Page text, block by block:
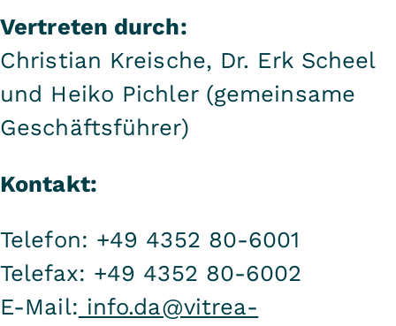
Vertreten durch:
Christian Kreische, Dr. Erk Scheel
und Heiko Pichler (gemeinsame
Geschäftsführer)
Kontakt:
Telefon: +49 4352 80-6001
Telefax: +49 4352 80-6002
E-Mail: info.da@vitrea-